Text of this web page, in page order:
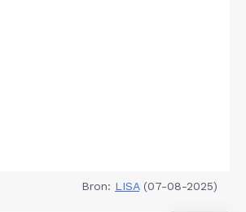
Bron: LISA(07-08-2025)